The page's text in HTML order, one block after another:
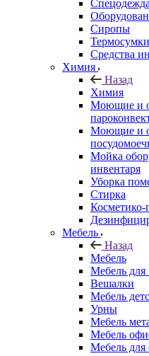
Спецодежда
Сиропы
Термосумки
Средства
Химия
Назад
Химия
Моющие и
Моющие и
Мойка
инвентаря
Уборка
Стирка
Косметико-
Мебель
Назад
Мебель
Мебель для
Вешалки
Мебель
Урны
Мебель
Мебель
Мебель для